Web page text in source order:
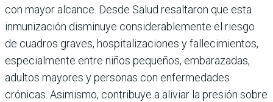
con mayor alcance. Desde Salud resaltaron que esta
inmunización disminuye considerablemente el riesgo
de cuadros graves, hospitalizaciones y fallecimientos,
especialmente entre niños pequeños, embarazadas,
adultos mayores y personas con enfermedades
crónicas. Asimismo, contribuye a aliviar la presión sobre